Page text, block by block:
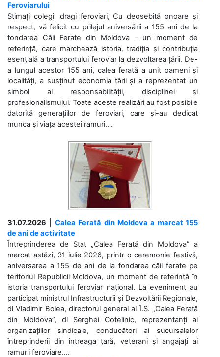
Feroviarului
Stimați colegi, dragi feroviari, Cu deosebită onoare și
respect, vă felicit cu prilejul aniversării a 155 ani de la
fondarea Căii Ferate din Moldova – un moment de
referință, care marchează istoria, tradiția și contribuția
esențială a transportului feroviar la dezvoltarea țării. De-
a lungul acestor 155 ani, calea ferată a unit oameni și
localități, a susținut economia țării și a reprezentat un
simbol al responsabilității, disciplinei și
profesionalismului. Toate aceste realizări au fost posibile
datorită generațiilor de feroviari, care și-au dedicat
munca și viața acestei ramuri....
31.07.2026
Calea Ferată din Moldova a marcat 155
de ani de activitate
Întreprinderea de Stat „Calea Ferată din Moldova” a
marcat astăzi, 31 iulie 2026, printr-o ceremonie festivă,
aniversarea a 155 de ani de la fondarea căii ferate pe
teritoriul Republicii Moldova, un moment de referință în
istoria transportului feroviar național. La eveniment au
participat ministrul Infrastructurii și Dezvoltării Regionale,
dl Vladimir Bolea, directorul general al Î.S. „Calea Ferată
din Moldova”, dl Serghei Cotelinic, reprezentanți ai
organizațiilor sindicale, conducători ai sucursalelor
întreprinderii din întreaga țară, veterani și angajați ai
ramurii feroviare....